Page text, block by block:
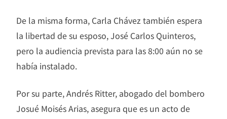
De la misma forma, Carla Chávez también espera
la libertad de su esposo, José Carlos Quinteros,
pero la audiencia prevista para las 8:00 aún no se
había instalado.
Por su parte, Andrés Ritter, abogado del bombero
Josué Moisés Arias, asegura que es un acto de